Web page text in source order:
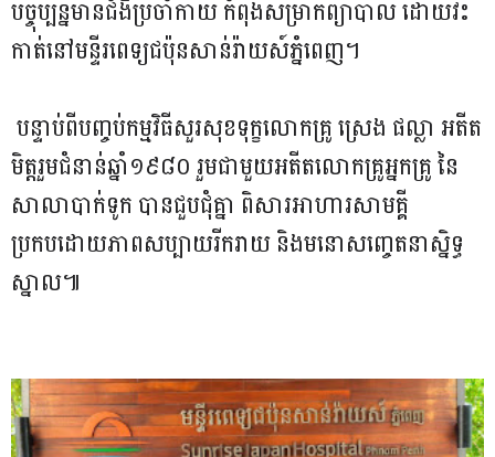
បច្ចុប្បន្នមានជំងឺប្រចាំកាយ កំពុងសម្រាកព្យាបាល ដោយវះ
កាត់នៅមន្ទីរពេទ្យជប៉ុនសាន់រ៉ាយស៍ភ្នំពេញ។
បន្ទាប់ពីបញ្ចប់កម្មវិធីសួរសុខទុក្ខលោកគ្រូ ស្រេង ផល្លា អតីត
មិត្តរួមជំនាន់ឆ្នាំ១៩៨០ រួមជាមួយអតីតលោកគ្រូអ្នកគ្រូ នៃ
សាលាបាក់ទូក បានជួបជុំគ្នា ពិសារអាហារសាមគ្គី
ប្រកបដោយភាពសប្បាយរីករាយ និងមនោសញ្ចេតនាស្និទ្ធ
ស្នាល៕